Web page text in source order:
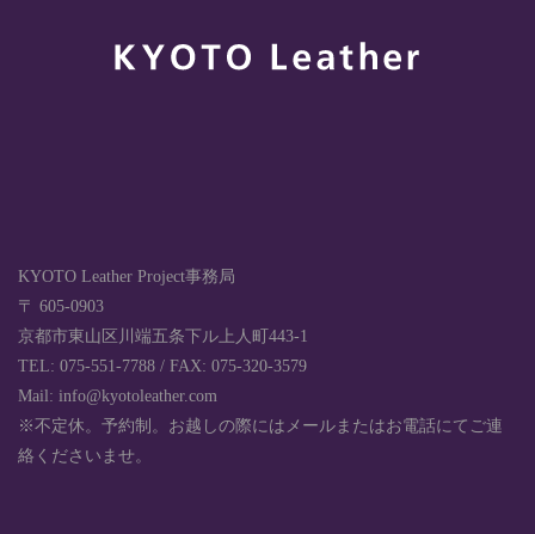
KYOTO Leather Project事務局
〒 605-0903
京都市東山区川端五条下ル上人町443-1
TEL: 075-551-7788 / FAX: 075-320-3579
Mail: info@kyotoleather.com
※不定休。予約制。お越しの際にはメールまたはお電話にてご連
絡くださいませ。